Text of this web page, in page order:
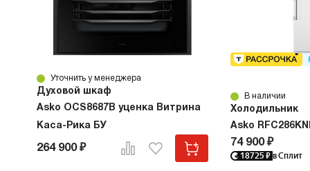
Уточнить у менеджера
Духовой шкаф
Asko OCS8687B уценка Витрина
Каса-Рика БУ
264 900 ₽
В наличии
Холодильник
Asko
74 900 ₽
18725 ₽ в Сплит